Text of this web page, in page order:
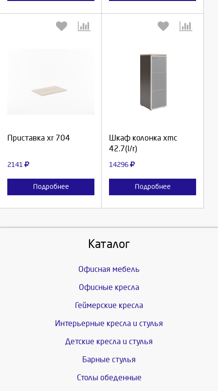
Приставка xr 704
2141
Подробнее
Выберите количество:
Шкаф колонка xmc
42.7(l/r)
14296
Подробнее
Каталог
Офисная мебель
Офисные кресла
Геймерские кресла
Интерьерные кресла и стулья
Детские кресла и стулья
Барные стулья
Столы обеденные